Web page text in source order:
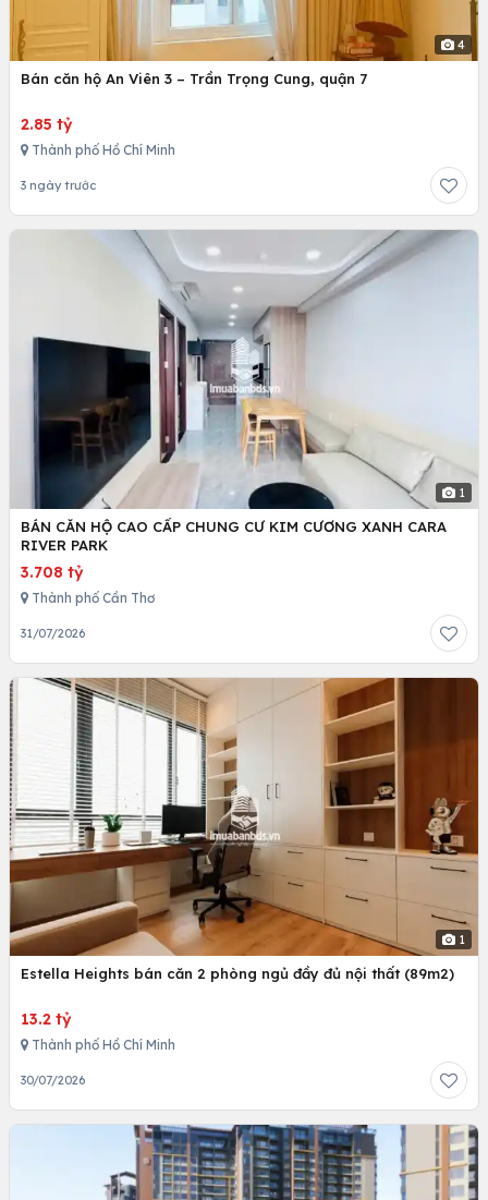
4
Bán căn hộ An Viên 3 – Trần Trọng Cung, quận 7
2.85 tỷ
Thành phố Hồ Chí Minh
3 ngày trước
1
BÁN CĂN HỘ CAO CẤP CHUNG CƯ KIM CƯƠNG XANH CARA
RIVER PARK
3.708 tỷ
Thành phố Cần Thơ
31/07/2026
1
Estella Heights bán căn 2 phòng ngủ đầy đủ nội thất (89m2)
13.2 tỷ
Thành phố Hồ Chí Minh
30/07/2026